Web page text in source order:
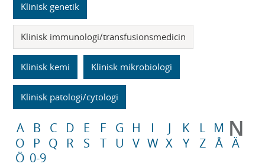
Klinisk genetik
Klinisk immunologi/transfusionsmedicin
Klinisk kemi Klinisk mikrobiologi
Klinisk patologi/cytologi
A B C D E F G H I J K L M N
O P Q R S T U V W X Y Z Å Ä
Ö 0-9